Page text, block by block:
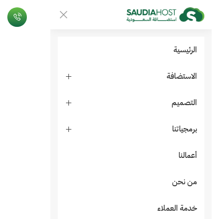
الرئيسية
الاستضافة
التصميم
برمجياتنا
أعمالنا
من نحن
خدمة العملاء